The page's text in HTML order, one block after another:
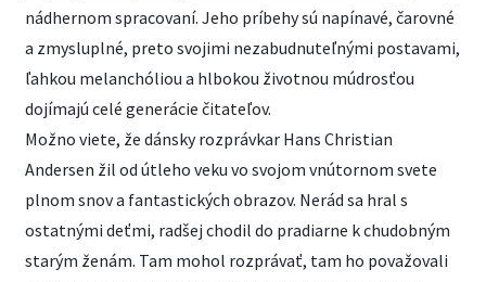
nádhernom spracovaní. Jeho príbehy sú napínavé, čarovné
a zmysluplné, preto svojimi nezabudnuteľnými postavami,
ľahkou melanchóliou a hlbokou životnou múdrosťou
dojímajú celé generácie čitateľov.
Možno viete, že dánsky rozprávkar Hans Christian
Andersen žil od útleho veku vo svojom vnútornom svete
plnom snov a fantastických obrazov. Nerád sa hral s
ostatnými deťmi, radšej chodil do pradiarne k chudobným
starým ženám. Tam mohol rozprávať, tam ho považovali